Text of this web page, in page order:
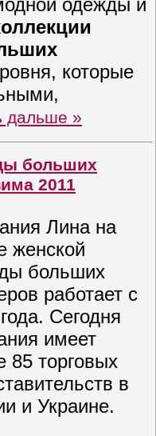
одежды и
которые
дальше »
больших
2011
Лина на
женской
больших
работает с
Сегодня
имеет
85 торговых
в
и Украине.